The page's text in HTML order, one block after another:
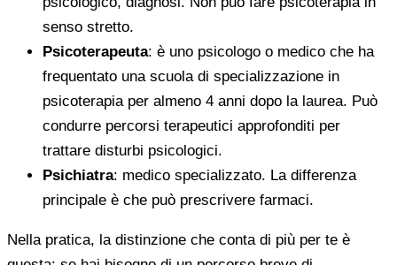
senso stretto.
Psicoterapeuta: è uno psicologo o medico che ha
frequentato una scuola di specializzazione in
psicoterapia per almeno 4 anni dopo la laurea. Può
condurre percorsi terapeutici approfonditi per
trattare disturbi psicologici.
Psichiatra: medico specializzato. La differenza
principale è che può prescrivere farmaci.
Nella pratica, la distinzione che conta di più per te è